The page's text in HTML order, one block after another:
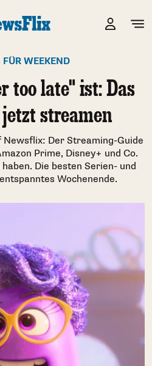
FÜR WEEKEND
too late" ist: Das
streamen
Der Streaming-Guide
Prime, Disney+ und Co.
Die besten Serien- und
Wochenende.